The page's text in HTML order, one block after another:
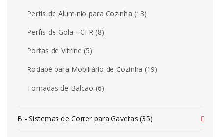
Perfis de Aluminio para Cozinha (13)
Perfis de Gola - CFR (8)
Portas de Vitrine (5)
Rodapé para Mobiliário de Cozinha (19)
Tomadas de Balcão (6)
B - Sistemas de Correr para Gavetas (35)